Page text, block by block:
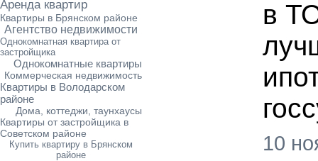
Аренда квартир
Квартиры в Брянском районе
Агентство недвижимости
Однокомнатная квартира от
застройщика
Однокомнатные квартиры
Коммерческая недвижимость
Квартиры в Володарском
районе
Дома, коттеджи, таунхаусы
Квартиры от застройщика в
Советском районе
Купить квартиру в Брянском
районе
в
10